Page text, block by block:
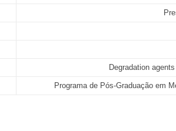
Degradation
Programa de Pós-Graduação em